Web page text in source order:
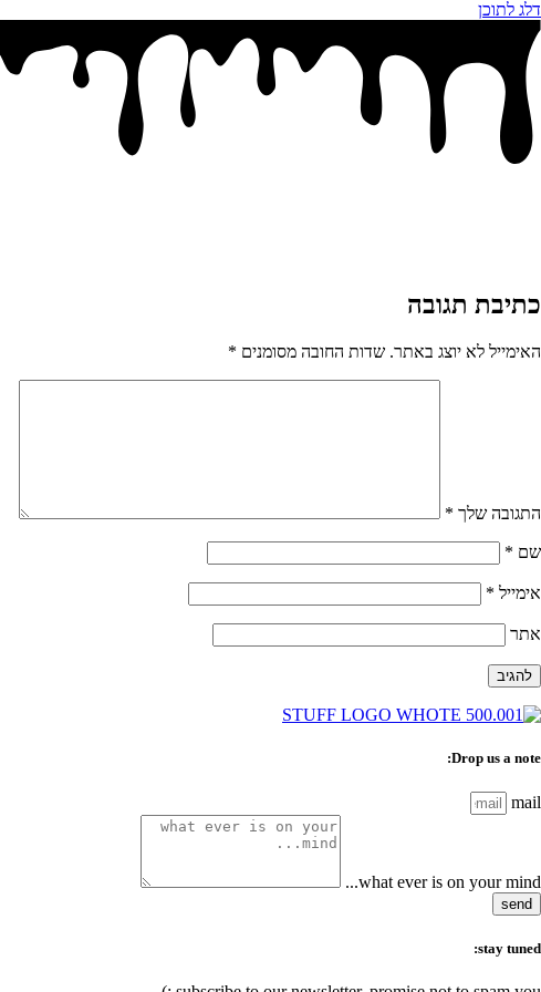
דלג לתוכן
כתיבת תגובה
האימייל לא יוצג באתר. שדות החובה מסומנים *
התגובה שלך *
שם *
אימייל *
אתר
Drop us a note:
mail
what ever is on your mind...
send
stay tuned: